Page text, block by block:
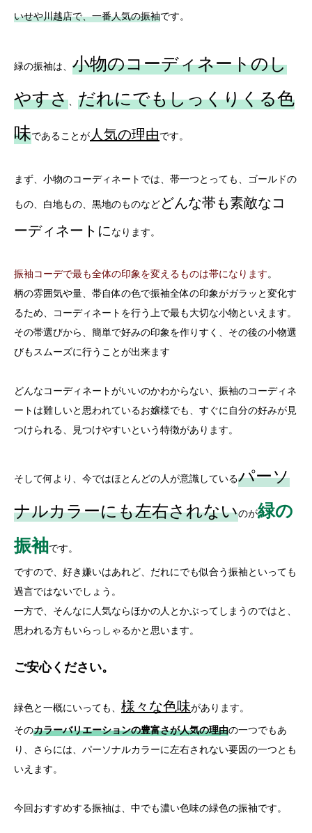
いせや川越店で、一番人気の振袖です。
緑の振袖は、 小物のコーディネートのし
やすさ、 だれにでもしっくりくる色
味であることが人気の理由です。
まず、小物のコーディネートでは、帯一つとっても、ゴールドの
もの、白地もの、黒地のものなどどんな帯も素敵なコ
ーディネートになります。
振袖コーデで最も全体の印象を変えるものは帯になります。
柄の雰囲気や量、帯自体の色で振袖全体の印象がガラッと変化す
るため、コーディネートを行う上で最も大切な小物といえます。
その帯選びから、簡単で好みの印象を作りすく、その後の小物選
びもスムーズに行うことが出来ます
どんなコーディネートがいいのかわからない、振袖のコーディネ
ートは難しいと思われているお嬢様でも、すぐに自分の好みが見
つけられる、見つけやすいという特徴があります。
そして何より、今ではほとんどの人が意識しているパーソ
ナルカラーにも左右されないのが緑の
振袖です。
ですので、好き嫌いはあれど、だれにでも似合う振袖といっても
過言ではないでしょう。
一方で、そんなに人気ならほかの人とかぶってしまうのではと、
思われる方もいらっしゃるかと思います。
ご安心ください。
緑色と一概にいっても、 様々な色味があります。
そのカラーバリエーションの豊富さが人気の理由の一つでもあ
り、さらには、パーソナルカラーに左右されない要因の一つとも
いえます。
今回おすすめする振袖は、中でも濃い色味の緑色の振袖です。